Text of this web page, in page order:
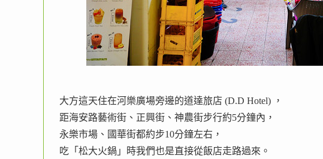
大方這天住在河樂廣場旁邊的道達旅店 (D.D Hotel) ，
距海安路藝術街、正興街、神農街步行約5分鐘內，
永樂市場、國華街都約步10分鐘左右，
吃「松大火鍋」時我們也是直接從飯店走路過來。